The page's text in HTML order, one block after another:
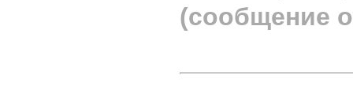
(сообщение